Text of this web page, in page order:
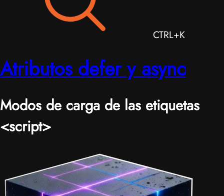
CTRL+K
Atributos defer y async
Modos de carga de las etiquetas
<script>